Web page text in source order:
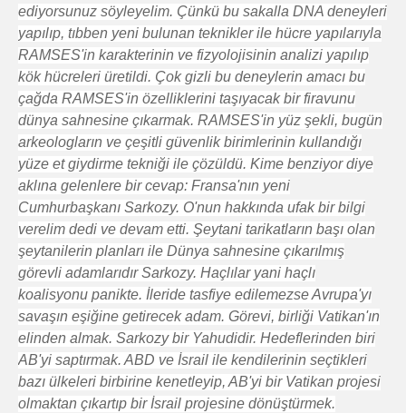
ediyorsunuz söyleyelim. Çünkü bu sakalla DNA deneyleri
yapılıp, tıbben yeni bulunan teknikler ile hücre yapılarıyla
RAMSES'in karakterinin ve fizyolojisinin analizi yapılıp
kök hücreleri üretildi. Çok gizli bu deneylerin amacı bu
çağda RAMSES'in özelliklerini taşıyacak bir firavunu
dünya sahnesine çıkarmak. RAMSES'in yüz şekli, bugün
arkeologların ve çeşitli güvenlik birimlerinin kullandığı
yüze et giydirme tekniği ile çözüldü. Kime benziyor diye
aklına gelenlere bir cevap: Fransa'nın yeni
Cumhurbaşkanı Sarkozy. O'nun hakkında ufak bir bilgi
verelim dedi ve devam etti. Şeytani tarikatların başı olan
şeytanilerin planları ile Dünya sahnesine çıkarılmış
görevli adamlarıdır Sarkozy. Haçlılar yani haçlı
koalisyonu panikte. İleride tasfiye edilemezse Avrupa'yı
savaşın eşiğine getirecek adam. Görevi, birliği Vatikan'ın
elinden almak. Sarkozy bir Yahudidir. Hedeflerinden biri
AB'yi saptırmak. ABD ve İsrail ile kendilerinin seçtikleri
bazı ülkeleri birbirine kenetleyip, AB'yi bir Vatikan projesi
olmaktan çıkartıp bir İsrail projesine dönüştürmek.